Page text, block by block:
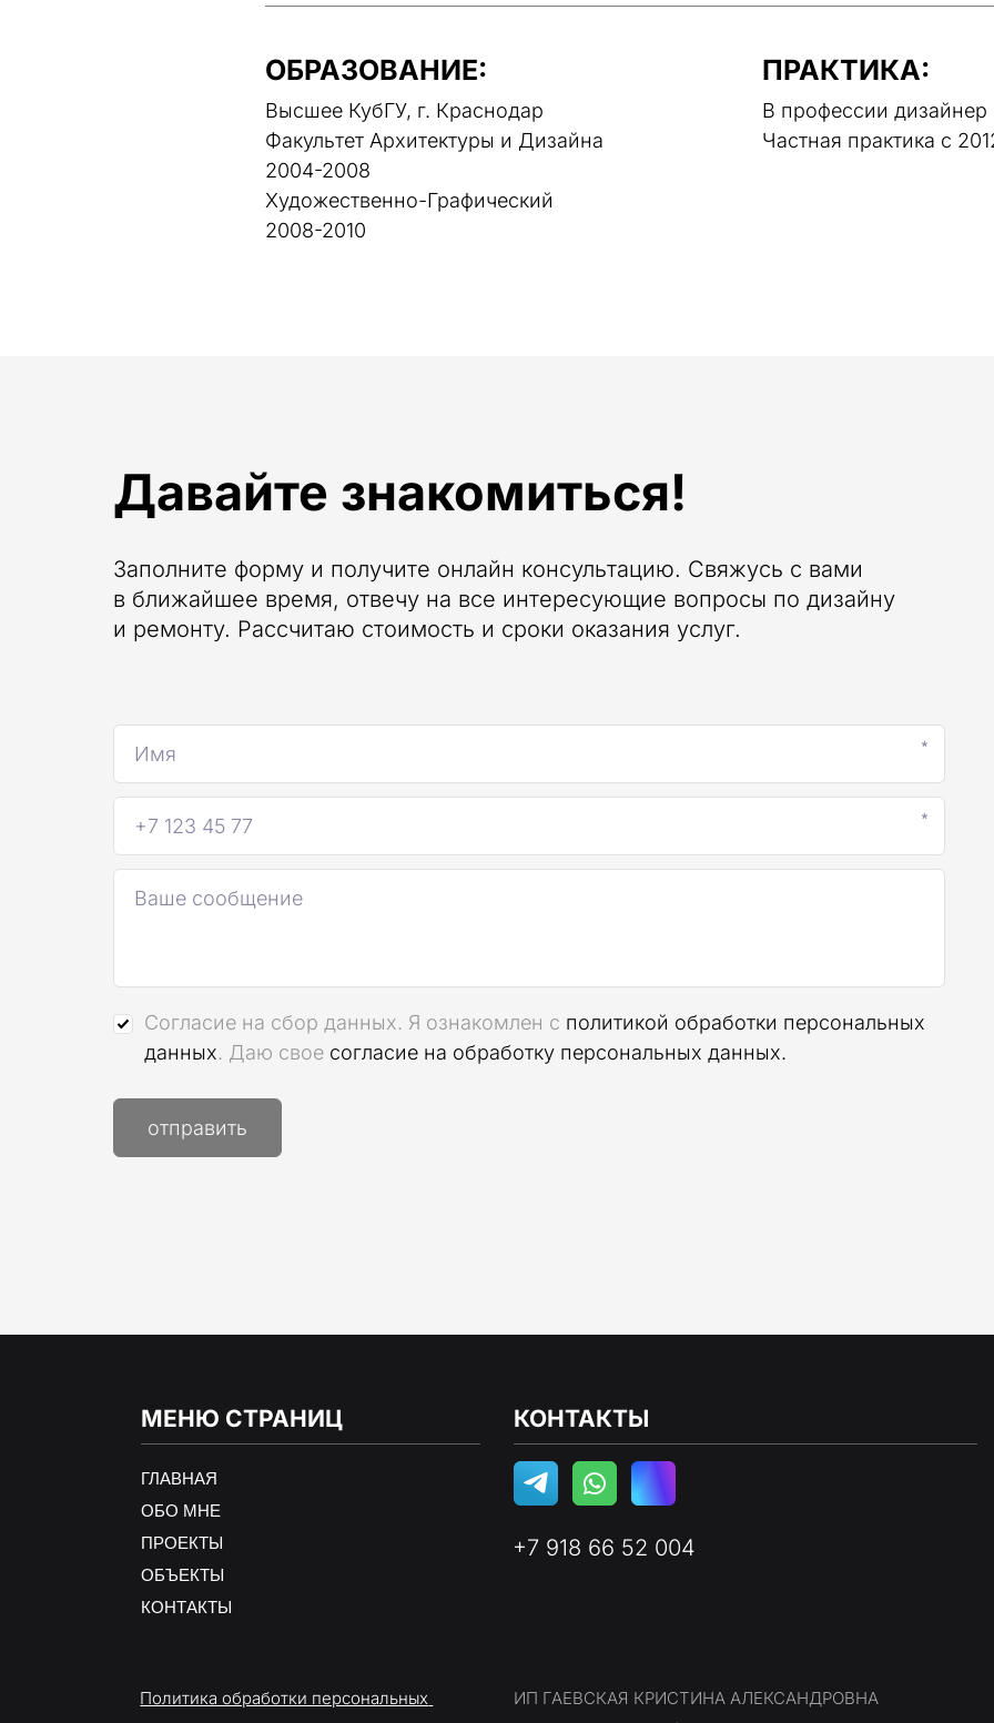
ОБРАЗОВАНИЕ:
Высшее КубГУ, г. Краснодар
Факультет Архитектуры и Дизайна
2004-2008
Художественно-Графический
2008-2010
ПРАКТИКА:
В профессии дизайнер
Частная практика с
Давайте знакомиться!
Заполните форму и получите онлайн консультацию. Свяжусь с вами
в ближайшее время, отвечу на все интересующие вопросы по дизайну
и ремонту. Рассчитаю стоимость и сроки оказания услуг.
*
*
Согласие на сбор данных. Я ознакомлен с политикой обработки персональных
данных. Даю свое согласие на обработку персональных данных.
отправить
МЕНЮ СТРАНИЦ
ГЛАВНАЯ
ОБО МНЕ
ПРОЕКТЫ
ОБЪЕКТЫ
КОНТАКТЫ
КОНТАКТЫ
+7 918 66 52 004
Политика обработки персональных
ИП ГАЕВСКАЯ КРИСТИНА АЛЕКСАНДРОВНА